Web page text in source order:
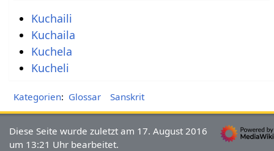
Kuchaili
Kuchaila
Kuchela
Kucheli
Kategorien: Glossar Sanskrit
Diese Seite wurde zuletzt am 17. August 2016
um 13:21 Uhr bearbeitet.